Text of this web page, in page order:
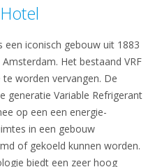
een iconisch gebouw uit 1883
Het bestaand VRF
worden vervangen. De
generatie Variable Refrigerant
op een een energie-
in een gebouw
of gekoeld kunnen worden.
biedt een zeer hoog